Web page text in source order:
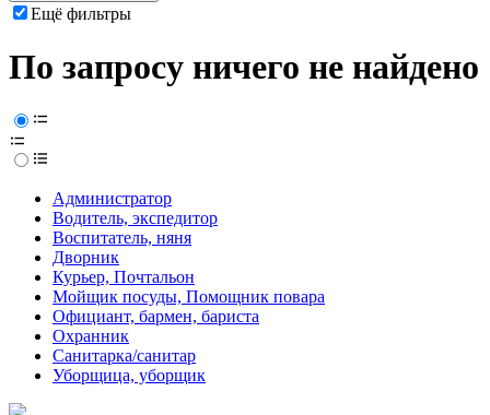
Ещё фильтры
По запросу ничего не найдено
Администратор
Водитель, экспедитор
Воспитатель, няня
Дворник
Курьер, Почтальон
Мойщик посуды, Помощник повара
Официант, бармен, бариста
Охранник
Санитарка/санитар
Уборщица, уборщик